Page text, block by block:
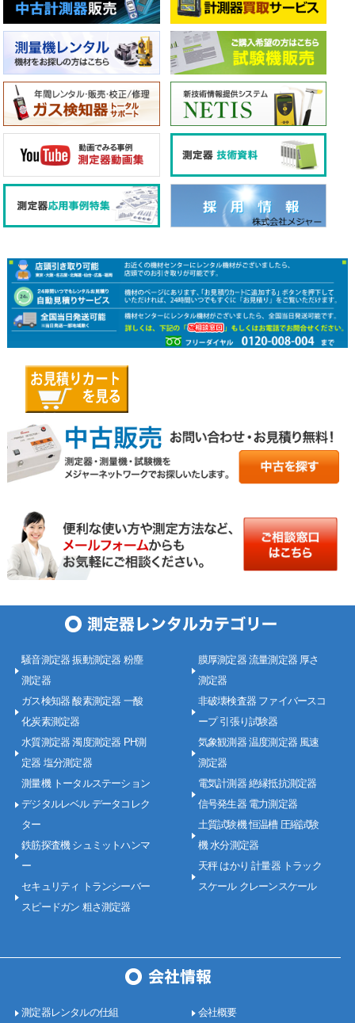
騒音測定器 振動測定器 粉塵
測定器
ガス検知器 酸素測定器 一酸
化炭素測定器
水質測定器 濁度測定器 PH測
定器 塩分測定器
測量機 トータルステーション
デジタルレベル データコレク
ター
鉄筋探査機 シュミットハンマ
ー
セキュリティ トランシーバー
スピードガン 粗さ測定器
膜厚測定器 流量測定器 厚さ
測定器
非破壊検査器 ファイバースコ
ープ 引張り試験器
気象観測器 温度測定器 風速
測定器
電気計測器 絶縁抵抗測定器
信号発生器 電力測定器
土質試験機 恒温槽 圧縮試験
機 水分測定器
天秤 はかり 計量器 トラック
スケール クレーンスケール
測定器レンタルの仕組
会社概要